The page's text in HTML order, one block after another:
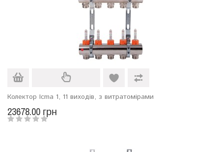
Колектор Icma 1, 11 виходів, з витратомірами
23678.00 грн